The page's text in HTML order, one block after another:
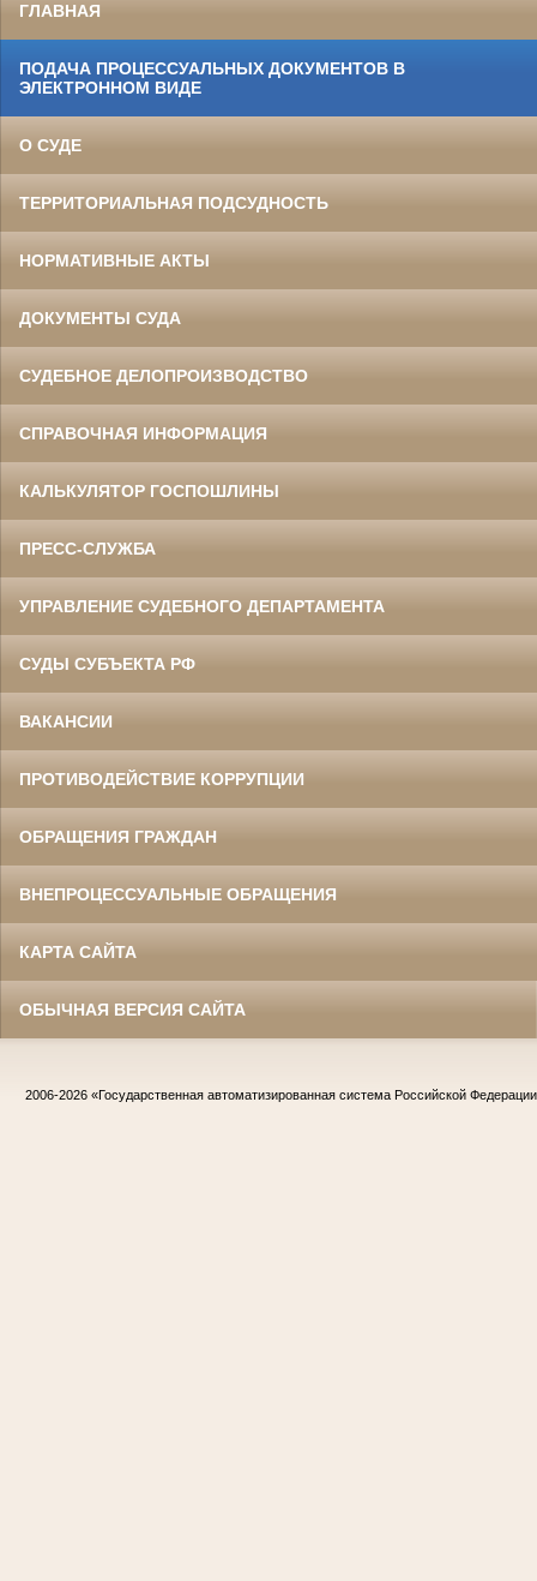
ГЛАВНАЯ
ПОДАЧА ПРОЦЕССУАЛЬНЫХ ДОКУМЕНТОВ В
ЭЛЕКТРОННОМ ВИДЕ
О СУДЕ
ТЕРРИТОРИАЛЬНАЯ ПОДСУДНОСТЬ
НОРМАТИВНЫЕ АКТЫ
ДОКУМЕНТЫ СУДА
СУДЕБНОЕ ДЕЛОПРОИЗВОДСТВО
СПРАВОЧНАЯ ИНФОРМАЦИЯ
КАЛЬКУЛЯТОР ГОСПОШЛИНЫ
ПРЕСС-СЛУЖБА
УПРАВЛЕНИЕ СУДЕБНОГО ДЕПАРТАМЕНТА
СУДЫ СУБЪЕКТА РФ
ВАКАНСИИ
ПРОТИВОДЕЙСТВИЕ КОРРУПЦИИ
ОБРАЩЕНИЯ ГРАЖДАН
ВНЕПРОЦЕССУАЛЬНЫЕ ОБРАЩЕНИЯ
КАРТА САЙТА
ОБЫЧНАЯ ВЕРСИЯ САЙТА
2006-2026 «Государственная автоматизированная система Российской